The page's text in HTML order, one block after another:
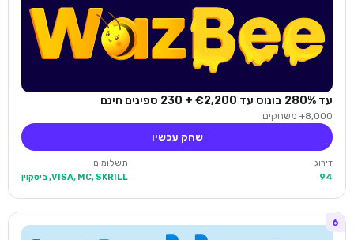
עד 280% בונוס עד €2,200 + 230 ספינים חינם
8,000+ משחקים
שחק עכשיו
דירוג
94
תשלומים
VISA, MC, SKRILL, ביטקוין
6